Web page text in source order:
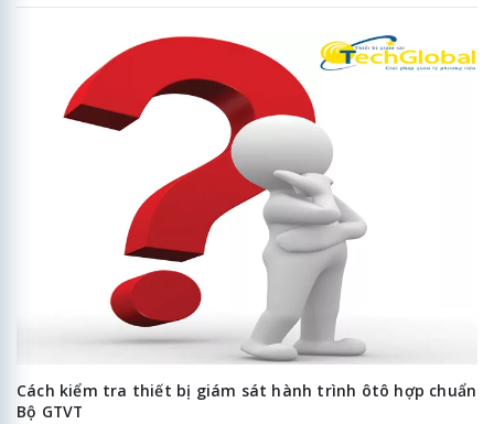
Cách kiểm tra thiết bị giám sát hành trình ôtô hợp chuẩn
Bộ GTVT